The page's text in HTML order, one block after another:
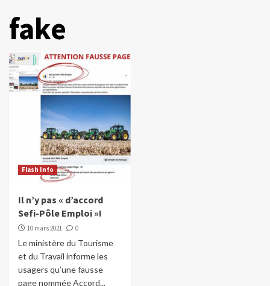
fake
Flash Info
Il n’y pas « d’accord
Sefi-Pôle Emploi »!
10 mars 2021 0
Le ministère du Tourisme
et du Travail informe les
usagers qu’une fausse
page nommée Accord...